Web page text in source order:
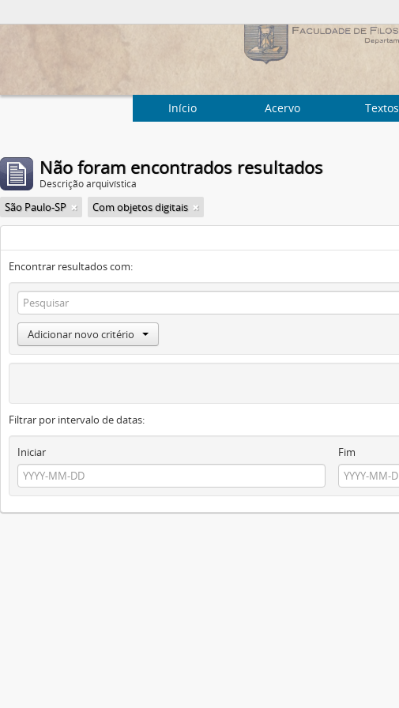
Início Acervo Textos
Não foram encontrados resultados
Descrição arquivística
São Paulo-SP Com objetos digitais
Encontrar resultados com:
Adicionar novo critério
Filtrar por intervalo de datas:
Iniciar
Fim